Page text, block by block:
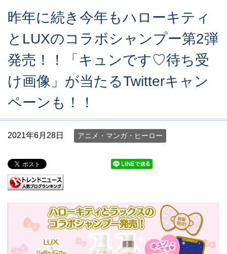
昨年に続き今年もハローキティ
とLUXのコラボシャンプー第2弾
発売！！「キュンです♡待ち受
け画像」が当たるTwitterキャン
ペーンも！！
2021年6月28日 アニメ・マンガ・ヒーロー